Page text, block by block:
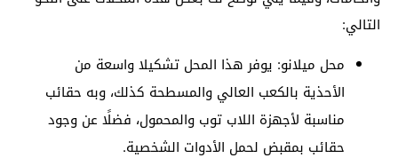
التالي:
محل ميلانو: يوفر هذا المحل تشكيلا واسعة من
الأحذية بالكعب العالي والمسطحة كذلك، وبه حقائب
مناسبة لأجهزة اللاب توب والمحمول، فضلًا عن وجود
حقائب بمقبض لحمل الأدوات الشخصية.